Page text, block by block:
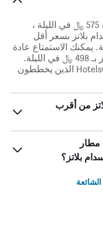
تكلف فنادق برلين المصنفة 4 نجوم عادة 575 ﷼ في الليلة ،
بلاتز بسعر أقل
يمكنك الاستمتاع عادة
بالاقامة في سكانديك برلين بوتسدام بلاتز بـ 498 ﷼ في الليلة.
هذه صفقة رائعة لمستخدمي HotelsCombined الذين يخططون
من أقرب